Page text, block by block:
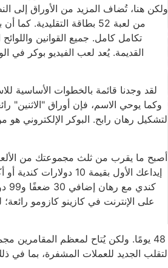
من لعبة 52 بطاقة
تكامل كامل. جميع القوانين
القديمة. يُعد لعب الفيديو بوكر في
لقد وجدنا قائمة بالخطوات الأساسية
وكما يوحي الاسم، فإن أوراق "الاثنين"
لتشكيل رهان رابح. البوكر الإلكتروني هو
أصبح ما يقرب من ثلث مجموعتك من
على الإنترنت في كازينو كازومو رائعة؛
عادةً ما تُرسل نصائح السحب الفعلية أرباحهم النقدية